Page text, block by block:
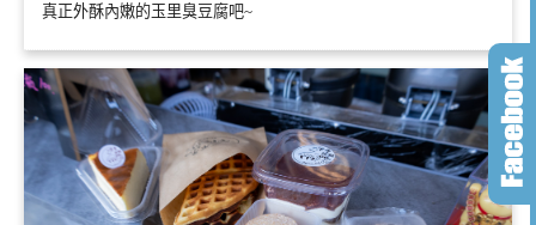
真正外酥內嫩的玉里臭豆腐吧~